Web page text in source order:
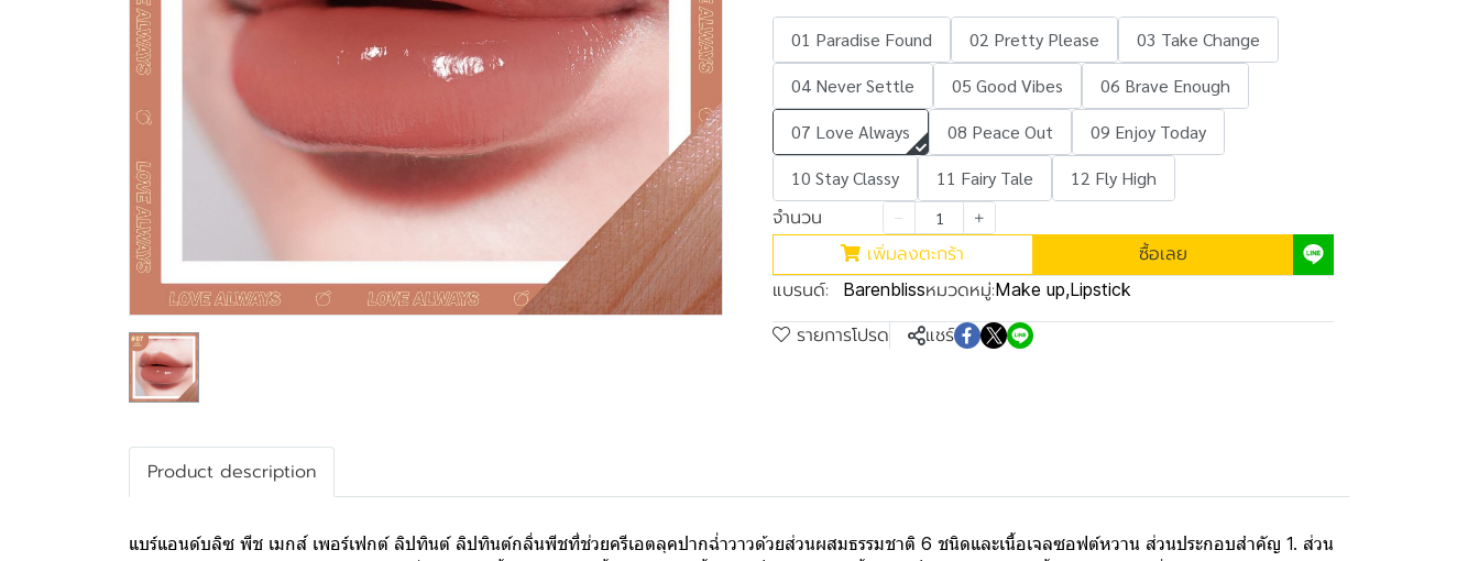
01 Paradise Found 02 Pretty Please
03 Take Change
04 Never Settle
05 Good Vibes
06 Brave Enough
07 Love Always
08 Peace Out
09 Enjoy Today
10 Stay Classy
11 Fairy Tale 12 Fly High
จำนวน
เพิ่มลงตะกร้า
ซื้อเลย
แบรนด์:
Barenblissหมวดหมู่:Make up,Lipstick
รายการโปรด แชร์
Product description
แบร์แอนด์บลิซ พีช เมกส์ เพอร์เฟกต์ ลิปทินต์ ลิปทินต์กลิ่นพีชที่ช่วยครีเอตลุคปากฉ่ำวาวด้วยส่วนผสมธรรมชาติ 6 ชนิดและเนื้อเจลซอฟต์หวาน ส่วนประกอบสำคัญ 1. ส่วน